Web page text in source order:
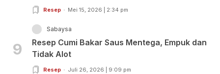
Resep Mei 15, 2026 | 2:34 pm
9
Sabaysa
Resep Cumi Bakar Saus Mentega, Empuk dan
Tidak Alot
Resep Juli 26, 2026 | 9:09 pm